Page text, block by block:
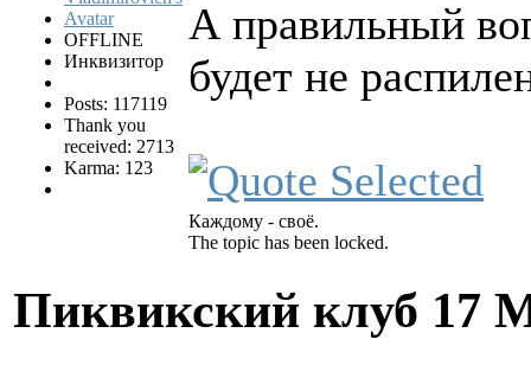
OFFLINE
Инквизитор
Posts: 117119
Thank you
received: 2713
Karma: 123
А правильный
будет не
Каждому - своё.
The topic has been locked.
Пиквикский клуб 17